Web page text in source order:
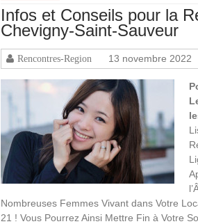
Infos et Conseils pour la
Chevigny-Saint-Sauveur
Rencontres-Region 13 novembre 2022
Nombreuses Femmes Vivant dans Votre
21 ! Vous Pourrez Ainsi Mettre Fin à Votre